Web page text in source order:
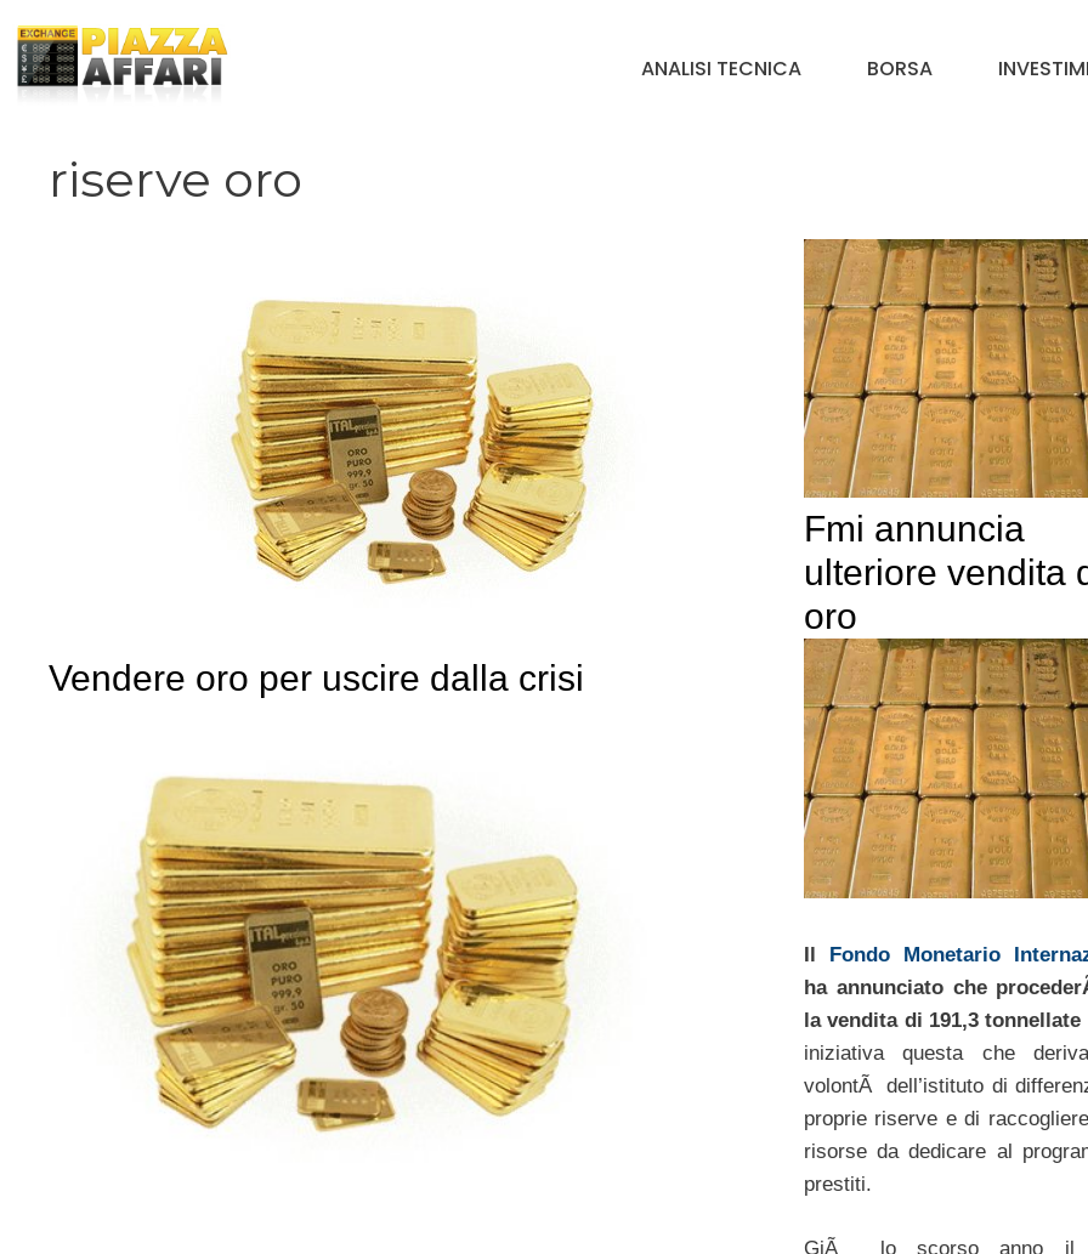
contenuto
ANALISI TECNICA BORSA
riserve oro
Vendere oro per uscire dalla crisi
Fmi annuncia
ulteriore vendita
oro
Il Fondo Monetario
ha annunciato che
la vendita di 191,3
iniziativa questa che
volontÃ dell’istituto di
proprie riserve e di
risorse da dedicare al
prestiti.
GiÃ lo scorso anno il